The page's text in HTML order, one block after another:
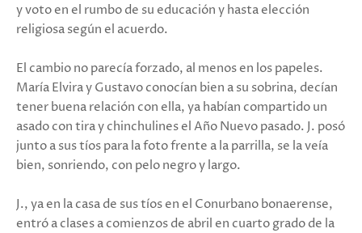
y voto en el rumbo de su educación y hasta elección
religiosa según el acuerdo.
El cambio no parecía forzado, al menos en los papeles.
María Elvira y Gustavo conocían bien a su sobrina, decían
tener buena relación con ella, ya habían compartido un
asado con tira y chinchulines el Año Nuevo pasado. J. posó
junto a sus tíos para la foto frente a la parrilla, se la veía
bien, sonriendo, con pelo negro y largo.
J., ya en la casa de sus tíos en el Conurbano bonaerense,
entró a clases a comienzos de abril en cuarto grado de la